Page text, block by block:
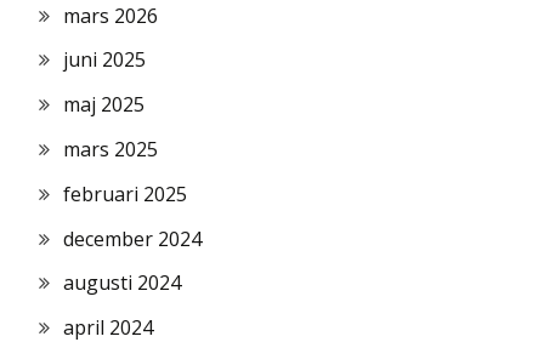
mars 2026
juni 2025
maj 2025
mars 2025
februari 2025
december 2024
augusti 2024
april 2024